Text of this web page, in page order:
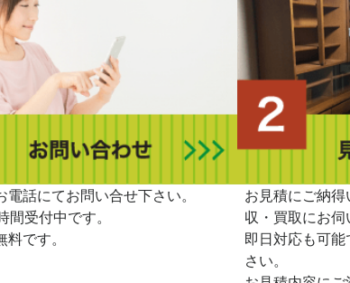
電話にてお問い合せ下さい。
受付中です。
です。
お見積にご納
収・買取にお伺
即日対応も可
さい。